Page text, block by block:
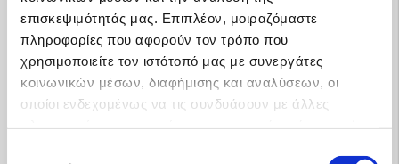
επισκεψιμότητάς μας. Επιπλέον, μοιραζόμαστε
πληροφορίες που αφορούν τον τρόπο που
χρησιμοποιείτε τον ιστότοπό μας με συνεργάτες
κοινωνικών μέσων, διαφήμισης και αναλύσεων, οι
οποίοι ενδεχομένως να τις συνδυάσουν με άλλες
Προφίλ